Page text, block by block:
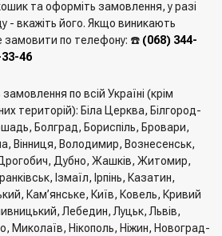
та оформіть замовлення, у разі
- вкажіть його. Якщо виникають
замовити по телефону: ☎️ (068) 344-
46
по всій Україні (крім
територій): Біла Церква, Білгород-
Болград, Бориспіль, Бровари,
Вінниця, Володимир, Вознесенськ,
Дубно, Жашків, Житомир,
Ізмаїл, Ірпінь, Казатин,
Кам’янське, Київ, Ковель, Кривий
Лебедин, Луцьк, Львів,
Миколаїв, Нікополь, Ніжин, Новоград-